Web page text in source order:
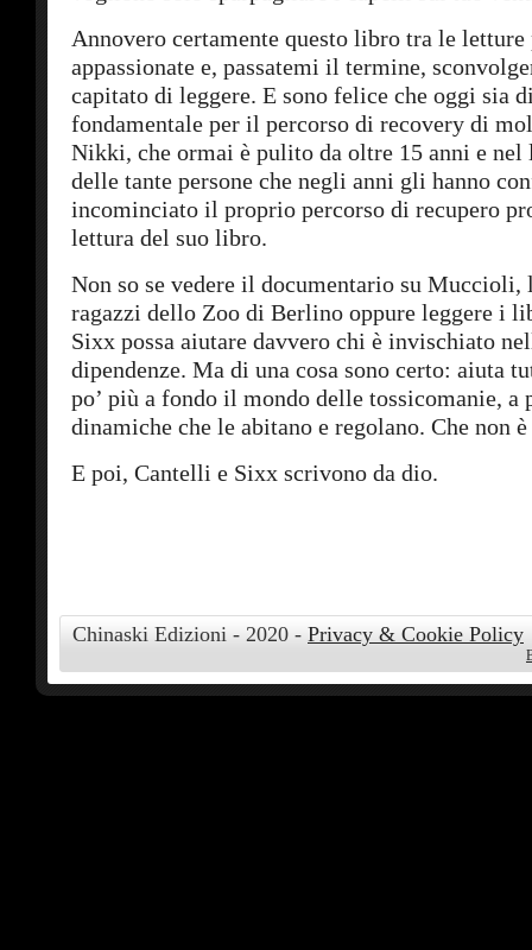
Annovero certamente questo libro tra le
appassionate e, passatemi il termine,
capitato di leggere. E sono felice che oggi sia
fondamentale per il percorso di recovery di
Nikki, che ormai è pulito da oltre 15 anni e nel
delle tante persone che negli anni gli hanno
incominciato il proprio percorso di recupero
lettura del suo libro.
Non so se vedere il documentario su Muccioli,
ragazzi dello Zoo di Berlino oppure leggere i
Sixx possa aiutare davvero chi è invischiato
dipendenze. Ma di una cosa sono certo: aiuta
po’ più a fondo il mondo delle tossicomanie, a
dinamiche che le abitano e regolano. Che non è
E poi, Cantelli e Sixx scrivono da dio.
Chinaski Edizioni - 2020 - Privacy & Cookie Policy